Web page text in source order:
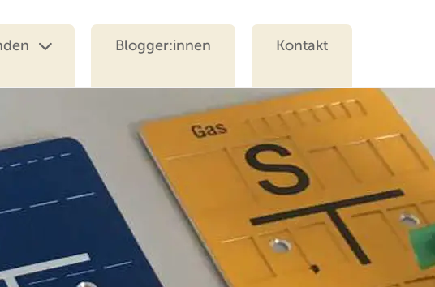
Blogger:innen Kontakt